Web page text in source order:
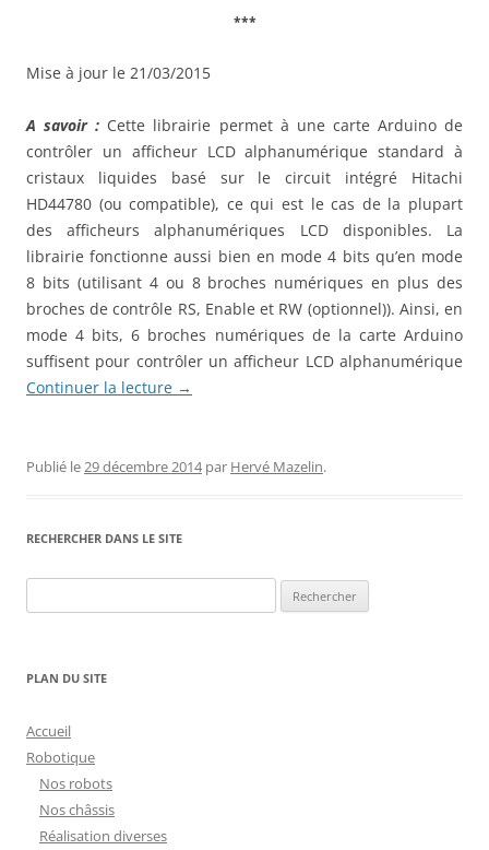
***
Mise à jour le 21/03/2015
A savoir : Cette librairie permet à une carte Arduino de
contrôler un afficheur LCD alphanumérique standard à
cristaux liquides basé sur le circuit intégré Hitachi
HD44780 (ou compatible), ce qui est le cas de la plupart
des afficheurs alphanumériques LCD disponibles. La
librairie fonctionne aussi bien en mode 4 bits qu’en mode
8 bits (utilisant 4 ou 8 broches numériques en plus des
broches de contrôle RS, Enable et RW (optionnel)). Ainsi, en
mode 4 bits, 6 broches numériques de la carte Arduino
suffisent pour contrôler un afficheur LCD alphanumérique
Continuer la lecture →
Publié le 29 décembre 2014par Hervé Mazelin.
RECHERCHER DANS LE SITE
PLAN DU SITE
Accueil
Robotique
Nos robots
Nos châssis
Réalisation diverses